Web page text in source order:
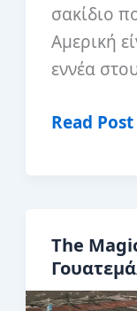
σακίδιο
Αμερική
εννέα
Ο
στη
Read
The